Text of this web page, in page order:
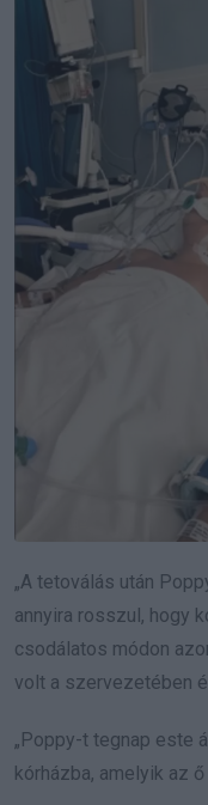
„A tetoválás után
annyira rosszul, hogy
csodálatos módon
volt a szervezetében
„Poppy-t tegnap este
kórházba, amelyik az